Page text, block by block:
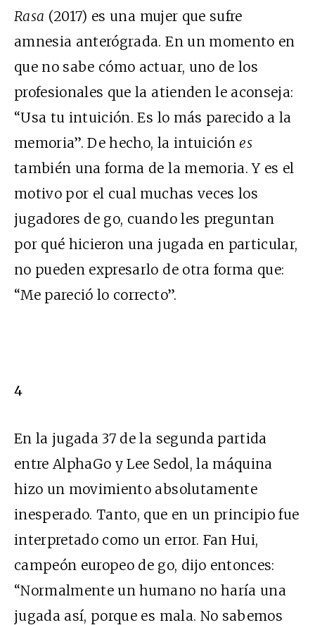
Rasa (2017) es una mujer que sufre
amnesia anterógrada. En un momento en
que no sabe cómo actuar, uno de los
profesionales que la atienden le aconseja:
“Usa tu intuición. Es lo más parecido a la
memoria”. De hecho, la intuiciónes
también una forma de la memoria. Y es el
motivo por el cual muchas veces los
jugadores de go, cuando les preguntan
por qué hicieron una jugada en particular,
no pueden expresarlo de otra forma que:
“Me pareció lo correcto”.
4
En la jugada 37 de la segunda partida
entre AlphaGo y Lee Sedol, la máquina
hizo un movimiento absolutamente
inesperado. Tanto, que en un principio fue
interpretado como un error. Fan Hui,
campeón europeo de go, dijo entonces:
“Normalmente un humano no haría una
jugada así, porque es mala. No sabemos